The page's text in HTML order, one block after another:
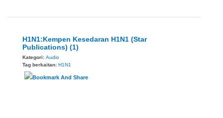
H1N1:Kempen Kesedaran H1N1 (Star
Publications) (1)
Kategori: Audio
Tag berkaitan: H1N1